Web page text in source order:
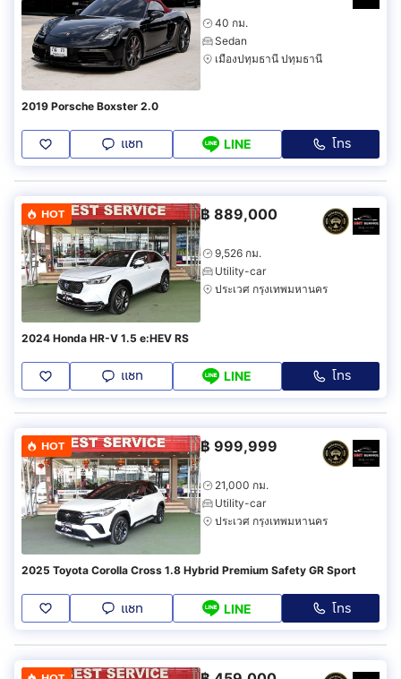
40 กม.
Sedan
เมืองปทุมธานี ปทุมธานี
2019 Porsche Boxster 2.0
แชท LINE โทร
HOT ฿ 889,000
9,526 กม.
Utility-car
ประเวศ กรุงเทพมหานคร
2024 Honda HR-V 1.5 e:HEV RS
แชท LINE โทร
HOT ฿ 999,999
21,000 กม.
Utility-car
ประเวศ กรุงเทพมหานคร
2025 Toyota Corolla Cross 1.8 Hybrid Premium Safety GR Sport
แชท LINE โทร